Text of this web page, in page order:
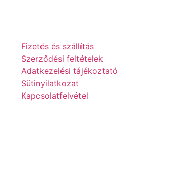
Fizetés és szállítás
Szerződési feltételek
Adatkezelési tájékoztató
Sütinyilatkozat
Kapcsolatfelvétel